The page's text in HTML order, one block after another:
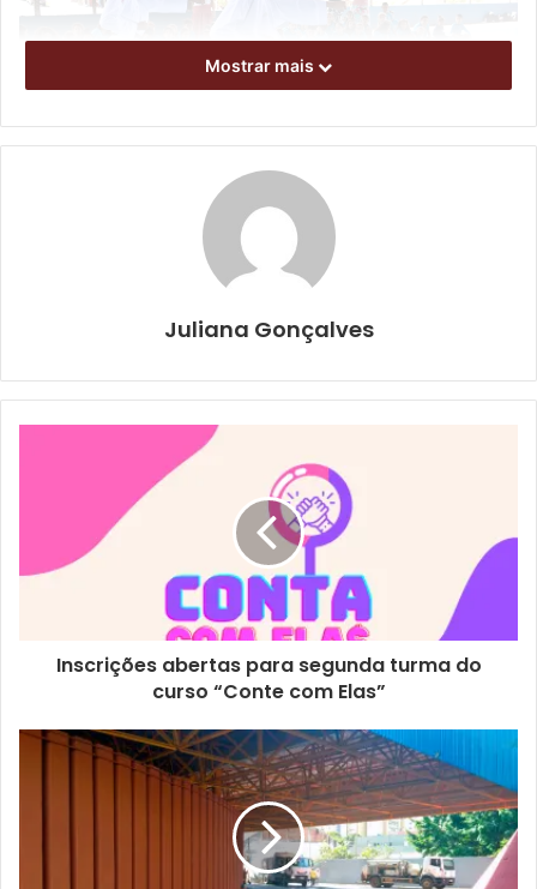
Foto: Vivian Honorato/NCom
presença da secretária municipal de Educação, Maria
Planejamento, Orçamento e Tecnologia, Marcelo Canhada,
e do presidente da Fundação de Esportes de Londrina
(FEL), Marcelo Oguido. Junto com os alunos e
professores, eles conferiram uma pequena apresentação
da arte marcial, conduzida pelos atletas Vinícius Figueira,
que é vice-campeão mundial e integra a Seleção
Brasileira, o campeão brasileiro Gabriel Nascimento, e o
carateca Erivelton Lopes, que é da Bahia e está treinando
serão conduzidas pela Associação Dojo Oguido,
selecionada através de um edital de Chamamento Público
que a SME publicou no segundo semestre de 2022. E,
além da E.M. Moacyr Camargo Martins, o projeto também
estará nas escolas municipais Padre Anchieta, Ruth
Mostrar mais
Juliana Gonçalves
Inscrições abertas para segunda turma do
curso “Conte com Elas”